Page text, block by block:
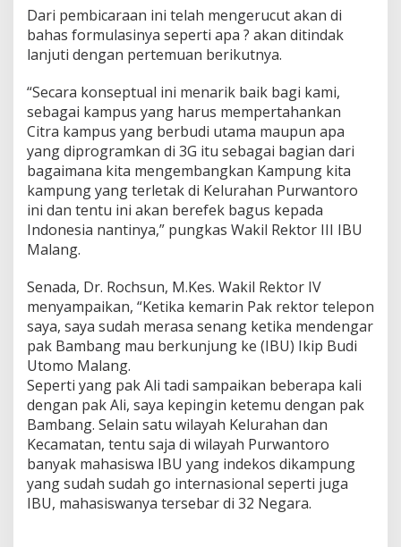
Dari pembicaraan ini telah mengerucut akan di
bahas formulasinya seperti apa ? akan ditindak
lanjuti dengan pertemuan berikutnya.
“Secara konseptual ini menarik baik bagi kami,
sebagai kampus yang harus mempertahankan
Citra kampus yang berbudi utama maupun apa
yang diprogramkan di 3G itu sebagai bagian dari
bagaimana kita mengembangkan Kampung kita
kampung yang terletak di Kelurahan Purwantoro
ini dan tentu ini akan berefek bagus kepada
Indonesia nantinya,” pungkas Wakil Rektor III IBU
Malang.
Senada, Dr. Rochsun, M.Kes. Wakil Rektor IV
menyampaikan, “Ketika kemarin Pak rektor telepon
saya, saya sudah merasa senang ketika mendengar
pak Bambang mau berkunjung ke (IBU) Ikip Budi
Utomo Malang.
Seperti yang pak Ali tadi sampaikan beberapa kali
dengan pak Ali, saya kepingin ketemu dengan pak
Bambang. Selain satu wilayah Kelurahan dan
Kecamatan, tentu saja di wilayah Purwantoro
banyak mahasiswa IBU yang indekos dikampung
yang sudah sudah go internasional seperti juga
IBU, mahasiswanya tersebar di 32 Negara.